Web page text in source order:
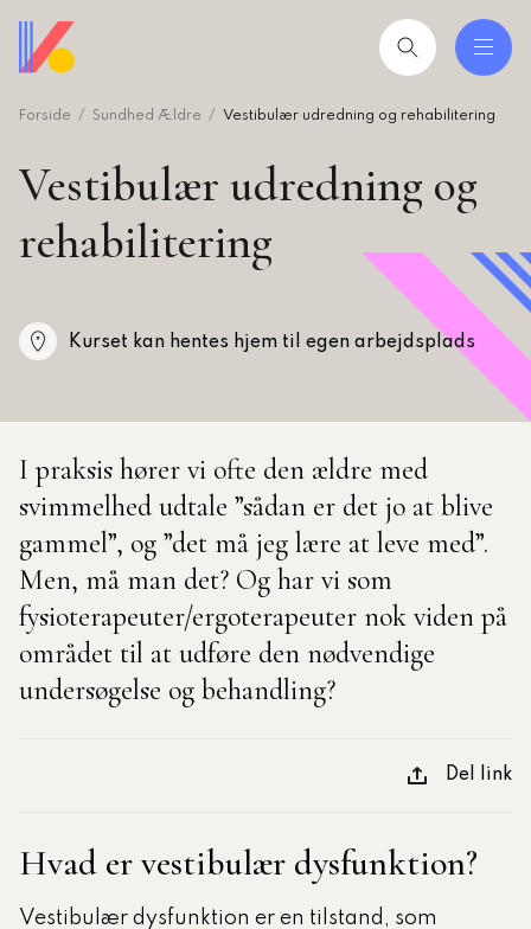
hovedindhold
Forside Sundhed Ældre Vestibulær udredning og rehabilitering
Vestibulær udredning og
rehabilitering
Kurset kan hentes hjem til egen arbejdsplads
I praksis hører vi ofte den ældre med
svimmelhed udtale ”sådan er det jo at blive
gammel”, og ”det må jeg lære at leve med”.
Men, må man det? Og har vi som
fysioterapeuter/ergoterapeuter nok viden på
området til at udføre den nødvendige
undersøgelse og behandling?
Del link
Hvad er vestibulær dysfunktion?
Vestibulær dysfunktion er en tilstand, som
artikler
Ledere der lykkes
Formidler- og
moduler – Kommunom